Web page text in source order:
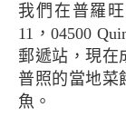
我們在普羅旺斯餐廳Relais Notre Dame（位於RD
11，04500
郵遞站，現在
普照的當地菜
魚。